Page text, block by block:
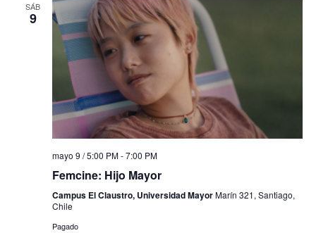
SÁB
9
mayo 9 / 5:00 PM-7:00 PM
Femcine: Hijo Mayor
Campus El Claustro, Universidad MayorMarín 321, Santiago,
Chile
Pagado